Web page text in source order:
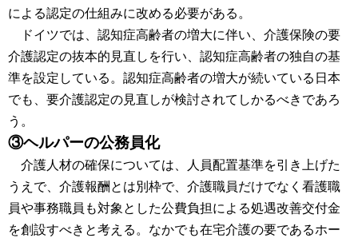
による認定の仕組みに改める必要がある。
ドイツでは、認知症高齢者の増大に伴い、介護保険の要
介護認定の抜本的見直しを行い、認知症高齢者の独自の基
準を設定している。認知症高齢者の増大が続いている日本
でも、要介護認定の見直しが検討されてしかるべきであろ
う。
③ヘルパーの公務員化
介護人材の確保については、人員配置基準を引き上げた
うえで、介護報酬とは別枠で、介護職員だけでなく看護職
員や事務職員も対象とした公費負担による処遇改善交付金
を創設すべきと考える。なかでも在宅介護の要であるホー